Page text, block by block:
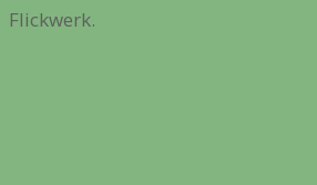
Flickwerk.